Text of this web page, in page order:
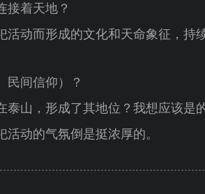
接着天地？
活动而形成的文化和天命象征，持
民间信仰）？
山，形成了其地位？我想应该是
动的气氛倒是挺浓厚的。